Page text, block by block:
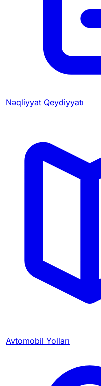
Nəqliyyat Qeydiyyatı
Avtomobil Yolları